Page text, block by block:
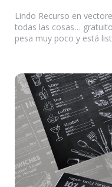
Lindo Recurso en
todas las cosas…
pesa muy poco y está